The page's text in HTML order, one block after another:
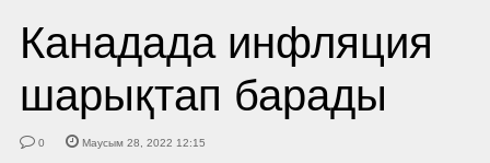
Канадада инфляция
шарықтап барады
0 Маусым 28, 2022 12:15